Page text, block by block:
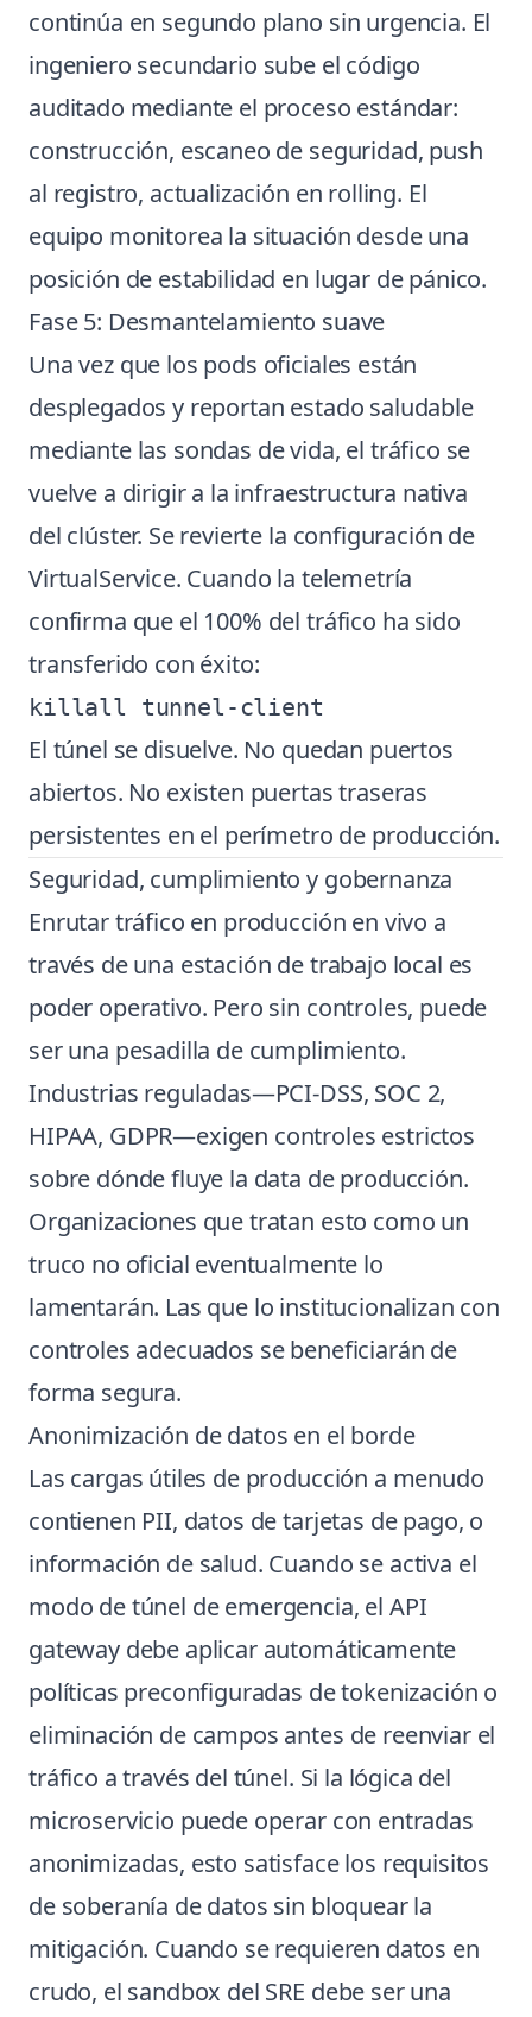
continúa en segundo plano sin urgencia. El
ingeniero secundario sube el código
auditado mediante el proceso estándar:
construcción, escaneo de seguridad, push
al registro, actualización en rolling. El
equipo monitorea la situación desde una
posición de estabilidad en lugar de pánico.
Fase 5: Desmantelamiento suave
Una vez que los pods oficiales están
desplegados y reportan estado saludable
mediante las sondas de vida, el tráfico se
vuelve a dirigir a la infraestructura nativa
del clúster. Se revierte la configuración de
VirtualService. Cuando la telemetría
confirma que el 100% del tráfico ha sido
transferido con éxito:
El túnel se disuelve. No quedan puertos
abiertos. No existen puertas traseras
persistentes en el perímetro de producción.
Seguridad, cumplimiento y gobernanza
Enrutar tráfico en producción en vivo a
través de una estación de trabajo local es
poder operativo. Pero sin controles, puede
ser una pesadilla de cumplimiento.
Industrias reguladas—PCI-DSS, SOC 2,
HIPAA, GDPR—exigen controles estrictos
sobre dónde fluye la data de producción.
Organizaciones que tratan esto como un
truco no oficial eventualmente lo
lamentarán. Las que lo institucionalizan con
controles adecuados se beneficiarán de
forma segura.
Anonimización de datos en el borde
Las cargas útiles de producción a menudo
contienen PII, datos de tarjetas de pago, o
información de salud. Cuando se activa el
modo de túnel de emergencia, el API
gateway debe aplicar automáticamente
políticas preconfiguradas de tokenización o
eliminación de campos antes de reenviar el
tráfico a través del túnel. Si la lógica del
microservicio puede operar con entradas
anonimizadas, esto satisface los requisitos
de soberanía de datos sin bloquear la
mitigación. Cuando se requieren datos en
crudo, el sandbox del SRE debe ser una